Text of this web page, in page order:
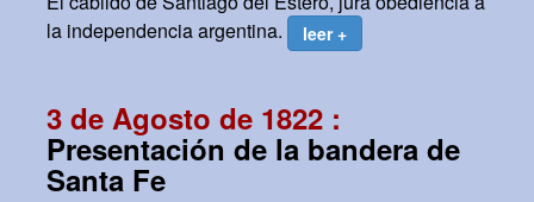
la independencia argentina.
leer +
3 de Agosto de 1822 :
Presentación de la bandera de
Santa Fe